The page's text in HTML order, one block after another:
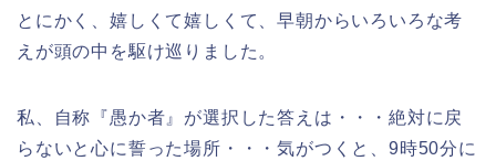
とにかく、嬉しくて嬉しくて、早朝からいろいろな考
えが頭の中を駆け巡りました。
私、自称『愚か者』が選択した答えは・・・絶対に戻
らないと心に誓った場所・・・気がつくと、9時50分に